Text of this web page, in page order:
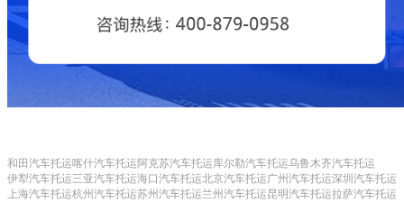
和田汽车托运喀什汽车托运阿克苏汽车托运库尔勒汽车托运乌鲁木齐汽车托运
伊犁汽车托运三亚汽车托运海口汽车托运北京汽车托运广州汽车托运深圳汽车托运
上海汽车托运杭州汽车托运苏州汽车托运兰州汽车托运昆明汽车托运拉萨汽车托运